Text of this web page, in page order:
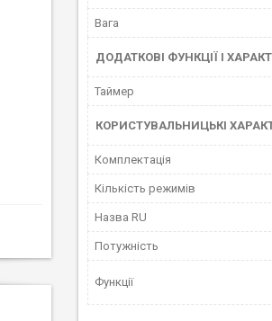
Вага
ДОДАТКОВІ ФУНКЦІЇ І
Таймер
КОРИСТУВАЛЬНИЦЬКІ
Комплектація
Кількість режимів
Назва RU
Потужність
Функції